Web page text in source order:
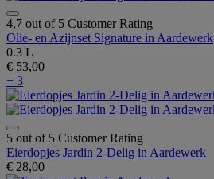
4,7 out of 5 Customer Rating
Olie- en Azijnset Signature in Aardewerk
0.3 L
€ 53,00
+ 3
5 out of 5 Customer Rating
Eierdopjes Jardin 2-Delig in Aardewerk
€ 28,00